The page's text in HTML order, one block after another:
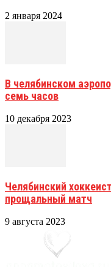
2 января 2024
В челябинском
семь часов
10 декабря 2023
Челябинский
прощальный матч
9 августа 2023